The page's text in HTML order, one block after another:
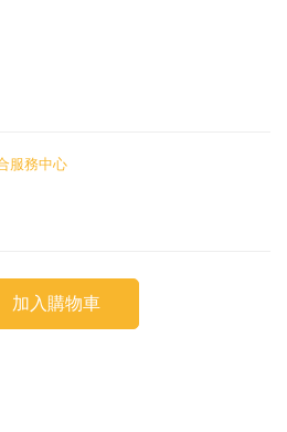
服務中心
加入購物車